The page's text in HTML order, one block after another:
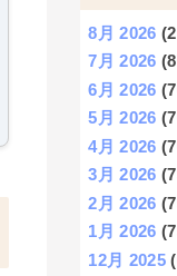
8月 2026
7月 2026
6月 2026
5月 2026
4月 2026
3月 2026
2月 2026
1月 2026
12月 2025